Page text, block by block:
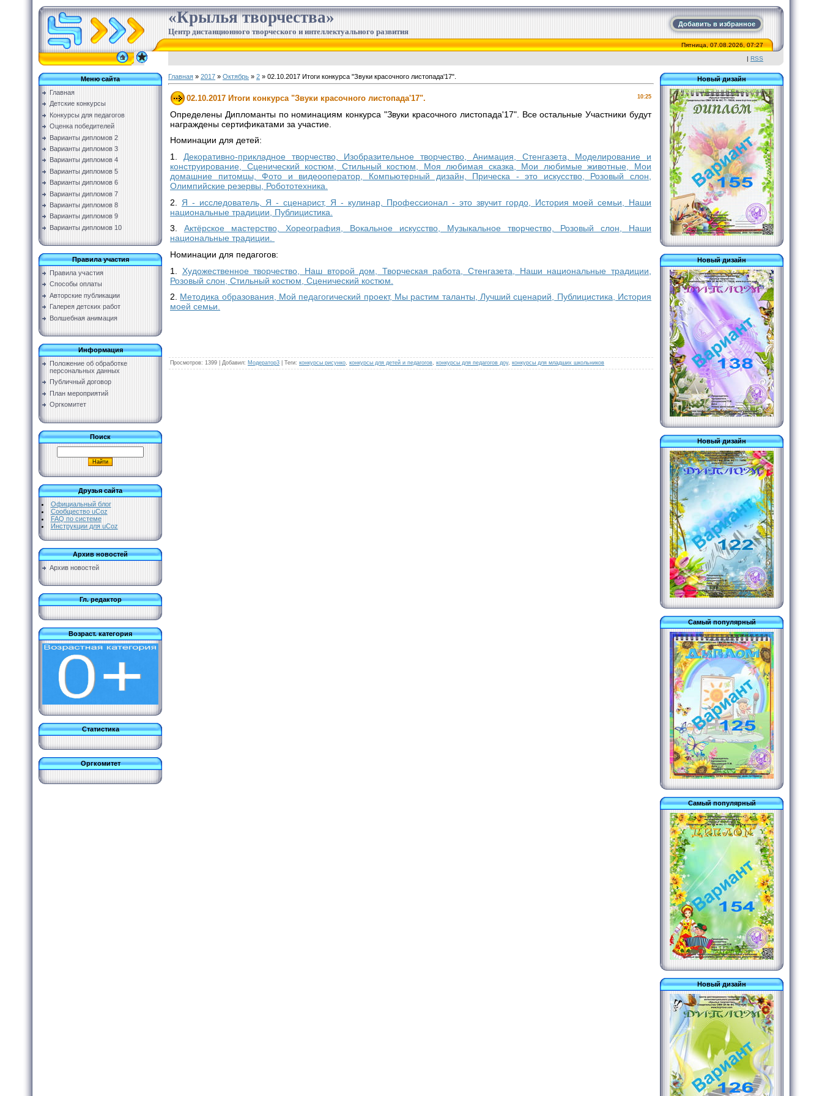
Добавить в избранное
«Крылья творчества»
Центр дистанционного творческого и интеллектуального развития
Пятница, 07.08.2026, 07:27
| RSS
Меню сайта
Главная
Детские конкурсы
Конкурсы для педагогов
Оценка победителей
Варианты дипломов 2
Варианты дипломов 3
Варианты дипломов 4
Варианты дипломов 5
Варианты дипломов 6
Варианты дипломов 7
Варианты дипломов 8
Варианты дипломов 9
Варианты дипломов 10
Правила участия
Правила участия
Способы оплаты
Авторские публикации
Галерея детских работ
Волшебная анимация
Информация
Положение об обработке
персональных данных
Публичный договор
План мероприятий
Оргкомитет
Поиск
Друзья сайта
Официальный блог
Сообщество uCoz
FAQ по системе
Инструкции для uCoz
Архив новостей
Архив новостей
Гл. редактор
Возраст. категория
Статистика
Оргкомитет
Главная » 2017 » Октябрь » 2 » 02.10.2017 Итоги конкурса "Звуки красочного листопада'17".
10:25
02.10.2017 Итоги конкурса "Звуки красочного листопада'17".
Определены Дипломанты по номинациям конкурса "Звуки красочного листопада'17". Все остальные Участники будут
награждены сертификатами за участие.
Номинации для детей:
1. Декоративно-прикладное творчество, Изобразительное творчество, Анимация, Стенгазета, Моделирование и
конструирование, Сценический костюм, Стильный костюм, Моя любимая сказка, Мои любимые животные, Мои
домашние питомцы, Фото и видеооператор, Компьютерный дизайн, Прическа - это искусство, Розовый слон,
Олимпийские резервы, Робототехника.
2. Я - исследователь, Я - сценарист, Я - кулинар, Профессионал - это звучит гордо, История моей семьи, Наши
национальные традиции, Публицистика.
3. Актёрское мастерство, Хореография, Вокальное искусство, Музыкальное творчество, Розовый слон, Наши
национальные традиции.
Номинации для педагогов:
1. Художественное творчество, Наш второй дом, Творческая работа, Стенгазета, Наши национальные традиции,
Розовый слон, Стильный костюм, Сценический костюм.
2. Методика образования, Мой педагогический проект, Мы растим таланты, Лучший сценарий, Публицистика, История
моей семьи.
Просмотров: 1399 Добавил: Модератор3 Теги: конкурсы рисунко конкурсы для детей и педагогов конкурсы для педагогов доу, конкурсы для младших школьников
Новый дизайн
Новый дизайн
Новый дизайн
Самый популярный
Самый популярный
Новый дизайн